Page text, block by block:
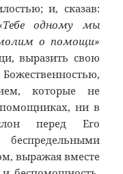
и, сказав:
Тебе одному мы
о помощи»
выразить свою
которые не
ни в
перед Его
выражая вместе